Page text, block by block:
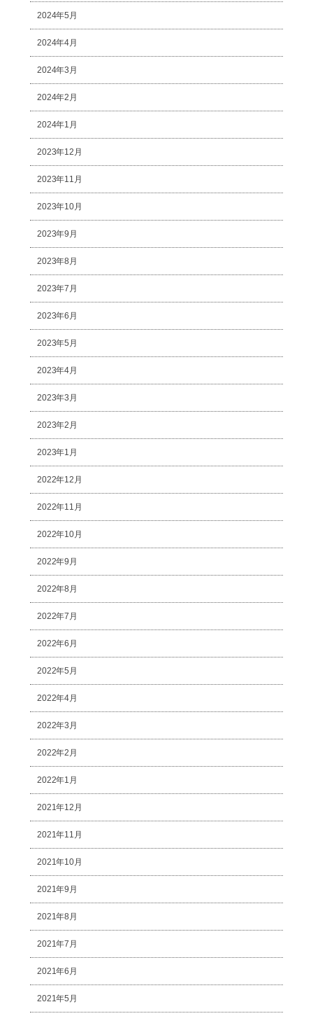
2024年5月
2024年4月
2024年3月
2024年2月
2024年1月
2023年12月
2023年11月
2023年10月
2023年9月
2023年8月
2023年7月
2023年6月
2023年5月
2023年4月
2023年3月
2023年2月
2023年1月
2022年12月
2022年11月
2022年10月
2022年9月
2022年8月
2022年7月
2022年6月
2022年5月
2022年4月
2022年3月
2022年2月
2022年1月
2021年12月
2021年11月
2021年10月
2021年9月
2021年8月
2021年7月
2021年6月
2021年5月